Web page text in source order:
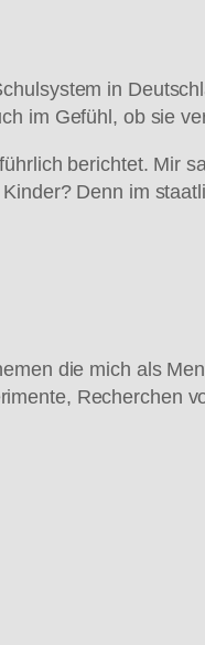
in
im Gefühl, ob sie
berichtet. Mir
Denn im
die mich als
Recherchen